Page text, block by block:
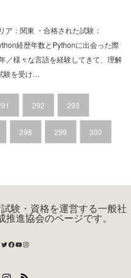
：関東 ・合格された試験：
経歴年数とPythonに出会った際
／様々な言語を経験してきて、理解
験を受け…
292 293
298 299 300
験・資格を運営する一般社
推進協会のページです。
Twitter
Facebook
YouTube
Instagram